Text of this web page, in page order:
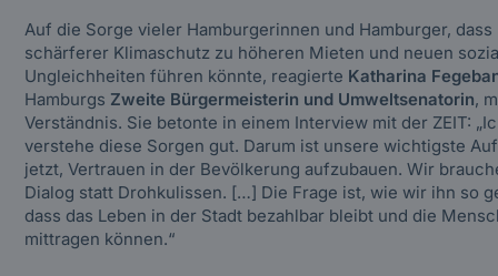
Auf die Sorge vieler Hamburgerinnen und Hamburger, dass
schärferer Klimaschutz zu höheren Mieten und neuen
Ungleichheiten führen könnte, reagierte Katharina
Hamburgs Zweite Bürgermeisterin und Umweltsenatorin,
Verständnis. Sie betonte in einem Interview mit der ZEIT:
verstehe diese Sorgen gut. Darum ist unsere wichtigste
jetzt, Vertrauen in der Bevölkerung aufzubauen. Wir
Dialog statt Drohkulissen. […] Die Frage ist, wie wir ihn so
dass das Leben in der Stadt bezahlbar bleibt und die
mittragen können.“